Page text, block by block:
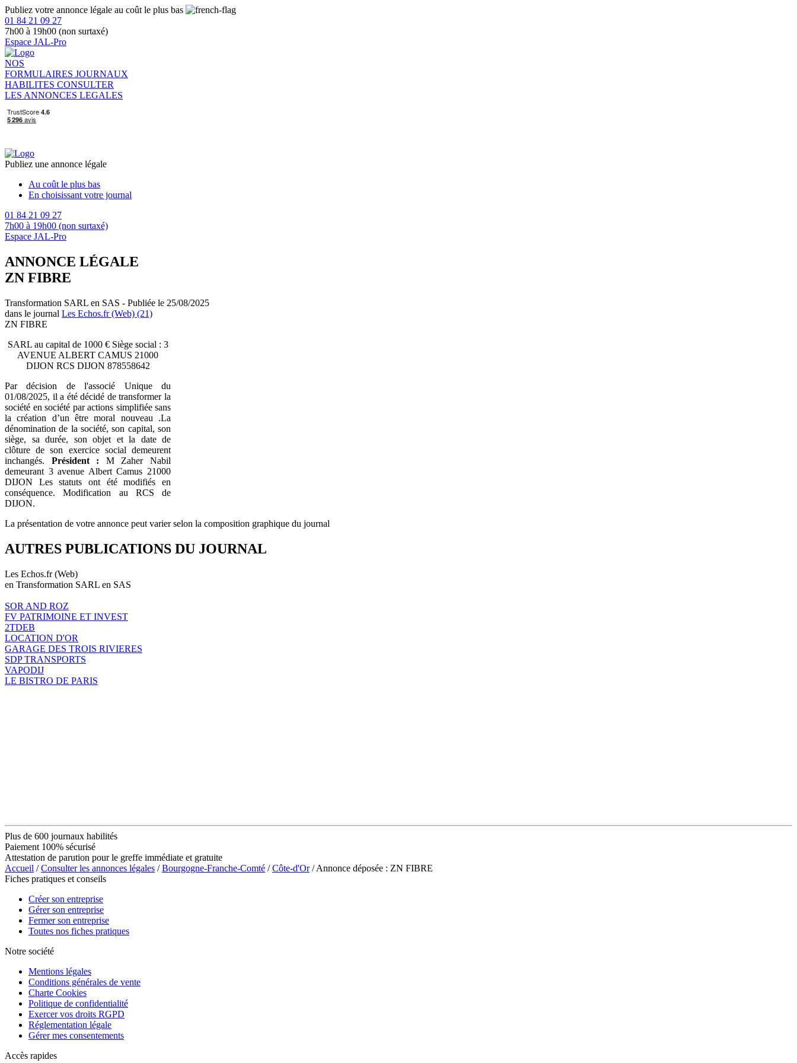
Publiez votre annonce légale au coût le plus bas
01 84 21 09 27
7h00 à 19h00 (non surtaxé)
Espace JAL-Pro
NOS
FORMULAIRES JOURNAUX
HABILITES CONSULTER
LES ANNONCES LEGALES
Publiez une annonce légale
Au coût le plus bas
En choisissant votre journal
01 84 21 09 27
7h00 à 19h00 (non surtaxé)
Espace JAL-Pro
ANNONCE LÉGALE
ZN FIBRE
Transformation SARL en SAS - Publiée le 25/08/2025
dans le journal Les Echos.fr (Web) (21)
ZN FIBRE
SARL au capital de 1000 € Siège social : 3
AVENUE ALBERT CAMUS 21000
DIJON RCS DIJON 878558642
Par décision de l'associé Unique du
01/08/2025, il a été décidé de transformer la
société en société par actions simplifiée sans
la création d’un être moral nouveau .La
dénomination de la société, son capital, son
siège, sa durée, son objet et la date de
clôture de son exercice social demeurent
inchangés. Président : M Zaher Nabil
demeurant 3 avenue Albert Camus 21000
DIJON Les statuts ont été modifiés en
conséquence. Modification au RCS de
DIJON.
La présentation de votre annonce peut varier selon la composition graphique du journal
AUTRES PUBLICATIONS DU JOURNAL
Les Echos.fr (Web)
en Transformation SARL en SAS
SOR AND ROZ
FV PATRIMOINE ET INVEST
2TDEB
LOCATION D'OR
GARAGE DES TROIS RIVIERES
SDP TRANSPORTS
VAPODIJ
LE BISTRO DE PARIS
Plus de 600 journaux habilités
Paiement 100% sécurisé
Attestation de parution pour le greffe immédiate et gratuite
Accueil /Consulter les annonces légales /Bourgogne-Franche-Comté /Côte-d'Or/ Annonce déposée : ZN FIBRE
Fiches pratiques et conseils
Créer son entreprise
Gérer son entreprise
Fermer son entreprise
Toutes nos fiches pratiques
Notre société
Mentions légales
Conditions générales de vente
Charte Cookies
Politique de confidentialité
Exercer vos droits RGPD
Réglementation légale
Gérer mes consentements
Accès rapides